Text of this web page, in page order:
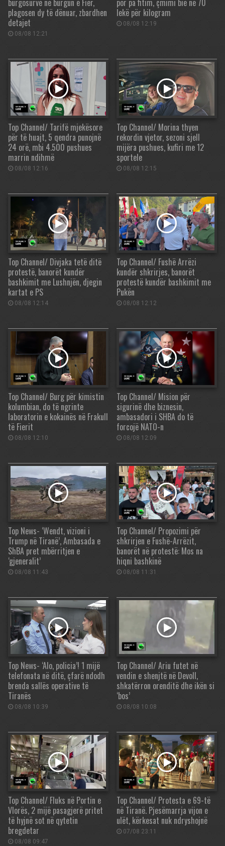
burgosurve në burgun e Fier,
plagosen dy të dënuar, zbardhen
detajet
08/08 12:21
por pa fitim, çmimi bie në 70
lekë për kilogram
08/08 12:19
Top Channel/ Tarifë mjekësore
për të huajt, 5 qendra punojnë
24 orë, mbi 4.500 pushues
marrin ndihmë
08/08 12:16
Top Channel/ Morina thyen
rekordin vjetor, sezoni sjell
mijëra pushues, kufiri me 12
sportele
08/08 12:15
Top Channel/ Divjaka tetë ditë
protestë, banorët kundër
bashkimit me Lushnjën, djegin
kartat e PS
08/08 12:14
Top Channel/ Fushë Arrëzi
kundër shkrirjes, banorët
protestë kundër bashkimit me
Pukën
08/08 12:12
Top Channel/ Burg për kimistin
kolumbian, do të ngrinte
laboratorin e kokainës në Frakull
të Fierit
08/08 12:10
Top Channel/ Mision për
sigurinë dhe biznesin,
ambasadori i SHBA do të
forcojë NATO-n
08/08 12:09
Top News- ‘Wendt, vizioni i
Trump në Tiranë’, Ambasada e
ShBA pret mbërritjen e
‘gjeneralit’
08/08 11:43
Top Channel/ Propozimi për
shkrirjen e Fushë-Arrëzit,
banorët në protestë: Mos na
hiqni bashkinë
08/08 11:31
Top News- ‘Alo, policia’! 1 mijë
telefonata në ditë, çfarë ndodh
brenda sallës operative të
Tiranës
08/08 10:39
Top Channel/ Ariu futet në
vendin e shenjtë në Devoll,
shkatërron orenditë dhe ikën si
‘bos’
08/08 10:08
Top Channel/ Fluks në Portin e
Vlorës, 2 mijë pasagjerë pritet
të hyjnë sot në qytetin
bregdetar
08/08 09:47
Top Channel/ Protesta e 69-të
në Tiranë. Pjesëmarrja vijon e
ulët, kërkesat nuk ndryshojnë
07/08 23:11